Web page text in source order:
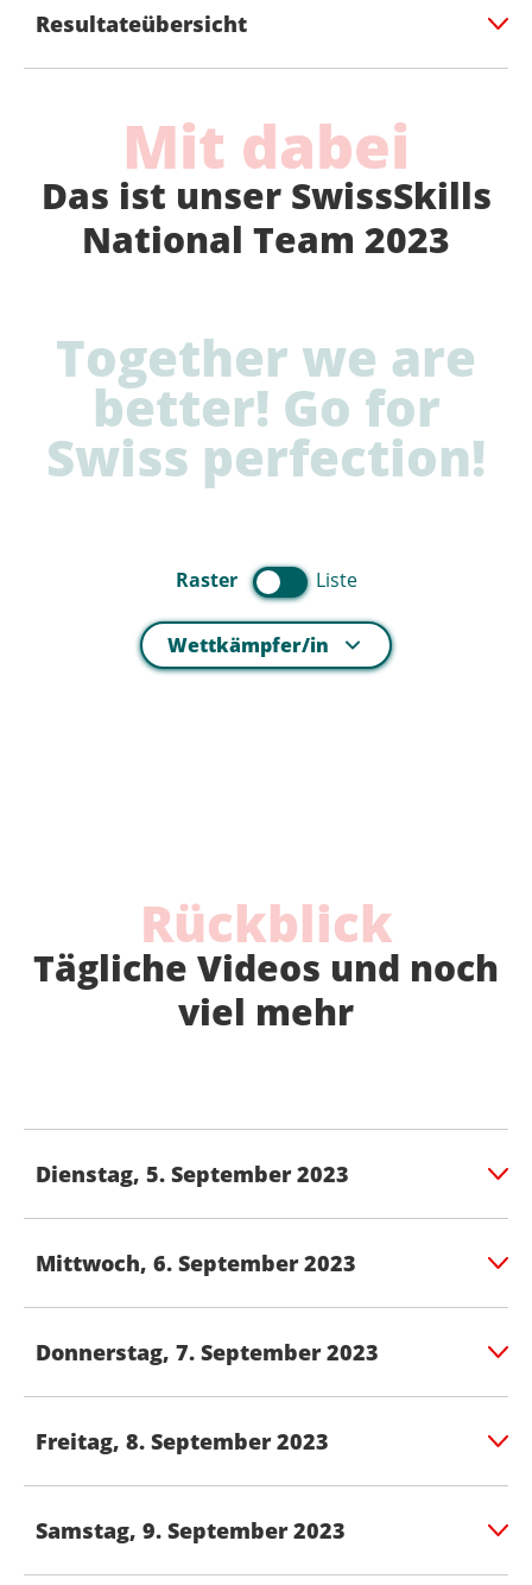
Resultateübersicht
Mit dabei
Das ist unser SwissSkills
National Team 2023
Together we are
better! Go for
Swiss perfection!
Raster Liste
Wettkämpfer/in
Rückblick
Tägliche Videos und noch
viel mehr
Dienstag, 5. September 2023
Mittwoch, 6. September 2023
Donnerstag, 7. September 2023
Freitag, 8. September 2023
Samstag, 9. September 2023